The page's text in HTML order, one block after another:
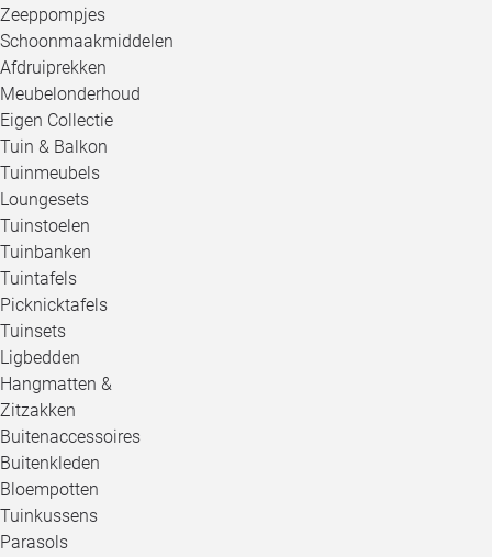
Zeeppompjes
Schoonmaakmiddelen
Afdruiprekken
Meubelonderhoud
Eigen Collectie
Tuin & Balkon
Tuinmeubels
Loungesets
Tuinstoelen
Tuinbanken
Tuintafels
Picknicktafels
Tuinsets
Ligbedden
Hangmatten &
Zitzakken
Buitenaccessoires
Buitenkleden
Bloempotten
Tuinkussens
Parasols